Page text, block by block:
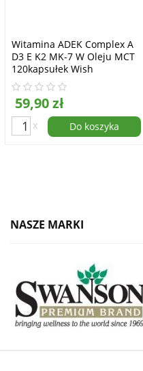
Witamina ADEK Complex A
D3 E K2 MK-7 W Oleju MCT
120kapsułek Wish
Pharmaceutical PROMOCJA
59,90 zł
x Do koszyka
NASZE MARKI